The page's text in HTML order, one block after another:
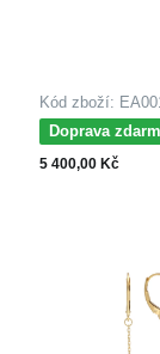
Kód zboží:
Doprava
MOISS
žlutého zlata
5 400,00 Kč